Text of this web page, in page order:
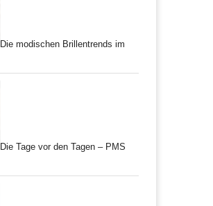
Die modischen Brillentrends im
Die Tage vor den Tagen – PMS